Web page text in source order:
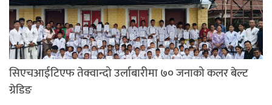
सिएचआईटिएफ तेक्वान्दो उर्लाबारीमा ७० जनाको कलर बेल्ट
ग्रेडिङ